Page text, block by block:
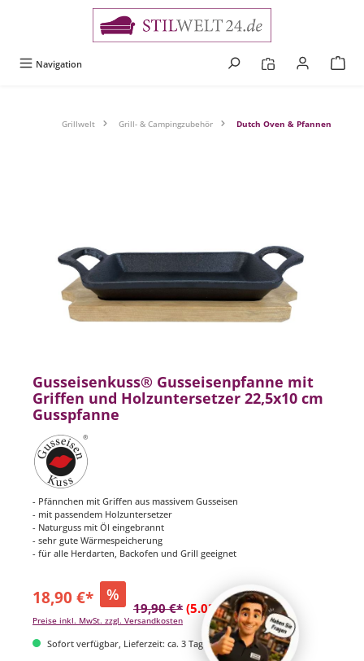
Navigation
Grillwelt Grill- & Campingzubehör Dutch Oven & Pfannen
Gusseisenkuss® Gusseisenpfanne mit
Griffen und Holzuntersetzer 22,5x10 cm
Gusspfanne
- Pfännchen mit Griffen aus massivem Gusseisen
- mit passendem Holzuntersetzer
- Naturguss mit Öl eingebrannt
- sehr gute Wärmespeicherung
- für alle Herdarten, Backofen und Grill geeignet
18,90 €* %
19,90 €* (5.03% gespart)
Preise inkl. MwSt. zzgl. Versandkosten
Sofort verfügbar, Lieferzeit: ca. 3 Tage